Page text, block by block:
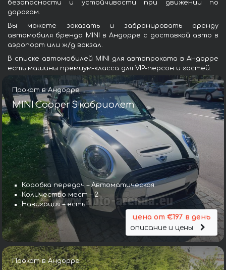
безопасности и устойчивости при движении по
дорогам.
Вы можете заказать и забронировать аренду
автомобиля бренда MINI в Андорре с доставкой авто в
аэропорт или ж/д вокзал.
В списке автомобилей MINI для автопроката в Андорре
есть машины премиум-класса для VIP-персон и гостей.
Прокат в Андорре
MINI Cooper S кабриолет
Коробка передач – Автоматическая
Количество мест – 2
Навигация – есть
цена от €197 в день
описание и цены
Прокат в Андорре